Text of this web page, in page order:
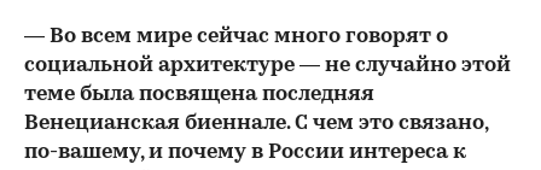
— Во всем мире сейчас много говорят о
социальной архитектуре — не случайно этой
теме была посвящена последняя
Венецианская биеннале. С чем это связано,
по-вашему, и почему в России интереса к